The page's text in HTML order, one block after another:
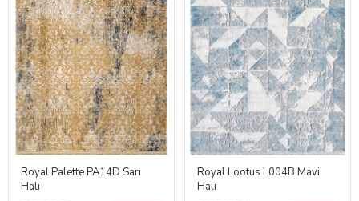
Royal Palette PA14D Sarı
Halı
Royal Lootus L004B Mavi
Halı